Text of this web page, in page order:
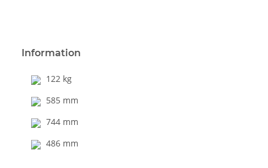
Information
122 kg
585 mm
744 mm
486 mm